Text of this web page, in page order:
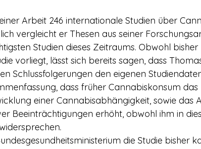
vergleicht er Thesen aus seiner
Studien dieses Zeitraums. Obwohl bisher
vorliegt, lässt sich bereits sagen, dass
Schlussfolgerungen den eigenen
dass früher Cannabiskonsum das
einer Cannabisabhängigkeit, sowie das
Beeinträchtigungen erhöht, obwohl ihm in